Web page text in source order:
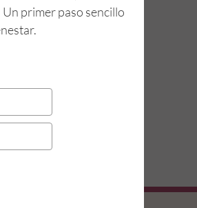
primer paso sencillo